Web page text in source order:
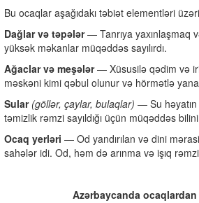
Bu ocaqlar aşağıdakı təbiət elementləri
Dağlar və təpələr— Tanrıya yaxınlaşmaq
yüksək məkanlar müqəddəs sayılırdı.
Ağaclar və meşələr— Xüsusilə qədim və
məskəni kimi qəbul olunur və hörmətlə
Sular (göllər, çaylar, bulaqlar) — Su
təmizlik rəmzi sayıldığı üçün müqəddəs
Ocaq yerləri — Od yandırılan və dini
sahələr idi. Od, həm də arınma və işıq
Azərbaycanda